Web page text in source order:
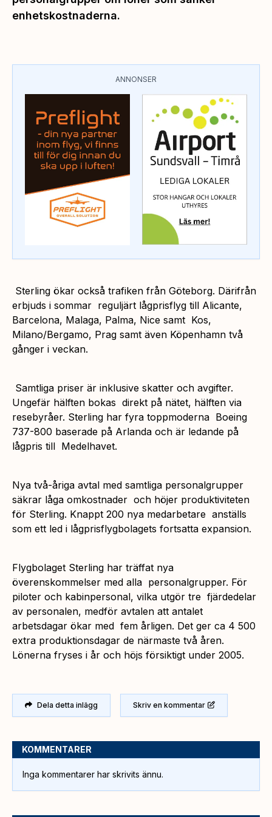
enhetskostnaderna.
ANNONSER
Sterling ökar också trafiken från Göteborg. Därifrån
erbjuds i sommar reguljärt lågprisflyg till Alicante,
Barcelona, Malaga, Palma, Nice samt Kos,
Milano/Bergamo, Prag samt även Köpenhamn två
gånger i veckan.
Samtliga priser är inklusive skatter och avgifter.
Ungefär hälften bokas direkt på nätet, hälften via
resebyråer. Sterling har fyra toppmoderna Boeing
737-800 baserade på Arlanda och är ledande på
lågpris till Medelhavet.
Nya två-åriga avtal med samtliga personalgrupper
säkrar låga omkostnader och höjer produktiviteten
för Sterling. Knappt 200 nya medarbetare anställs
som ett led i lågprisflygbolagets fortsatta expansion.
Flygbolaget Sterling har träffat nya
överenskommelser med alla personalgrupper. För
piloter och kabinpersonal, vilka utgör tre fjärdedelar
av personalen, medför avtalen att antalet
arbetsdagar ökar med fem årligen. Det ger ca 4 500
extra produktionsdagar de närmaste två åren.
Lönerna fryses i år och höjs försiktigt under 2005.
Dela detta inlägg Skriv en kommentar
KOMMENTARER
Inga kommentarer har skrivits ännu.